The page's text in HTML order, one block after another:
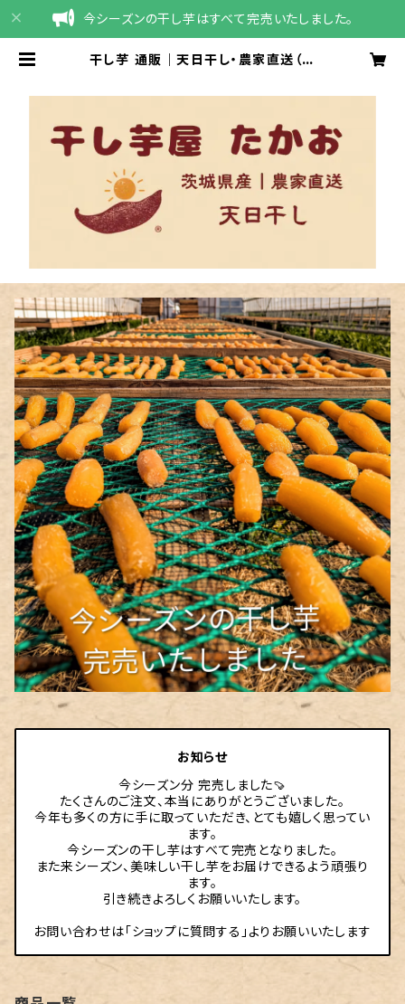
今シーズンの干し芋はすべて完売いたしました。
干し芋 通販｜天日干し・農家直送（茨
お知らせ
今シーズン分 完売しました🍠
たくさんのご注文、本当にありがとうございました。
今年も多くの方に手に取っていただき、とても嬉しく思ってい
ます。
今シーズンの干し芋はすべて完売となりました。
また来シーズン、美味しい干し芋をお届けできるよう頑張り
ます。
引き続きよろしくお願いいたします。
お問い合わせは「ショップに質問する」よりお願いいたします